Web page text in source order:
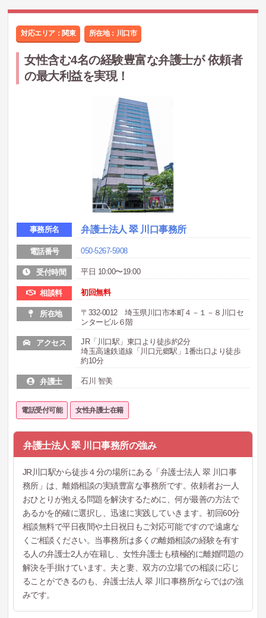
対応エリア：関東 所在地： 川口市
女性含む4名の経験豊富な弁護士が 依頼者
の最大利益を実現！
事務所名 弁護士法人 翠 川口事務所
電話番号 050-5267-5908
受付時間 平日 10:00〜19:00
相談料 初回無料
所在地
〒332-0012 埼玉県川口市本町４－１－８川口セ
ンタービル６階
アクセス
JR「川口駅」東口より徒歩約2分
埼玉高速鉄道線「川口元郷駅」1番出口より徒歩
約10分
弁護士 石川 智美
電話受付可能 女性弁護士在籍
弁護士法人 翠 川口事務所の強み
JR川口駅から徒歩４分の場所にある「弁護士法人 翠 川口事
務所」は、離婚相談の実績豊富な事務所です。依頼者お一人
おひとりが抱える問題を解決するために、何が最善の方法で
あるかを的確に選択し、迅速に実践していきます。初回60分
相談無料で平日夜間や土日祝日もご対応可能ですので遠慮な
くご相談ください。当事務所は多くの離婚相談の経験を有す
る人の弁護士2人が在籍し、女性弁護士も積極的に離婚問題の
解決を手掛けています。夫と妻、双方の立場での相談に応じ
ることができるのも、弁護士法人 翠 川口事務所ならではの強
みです。